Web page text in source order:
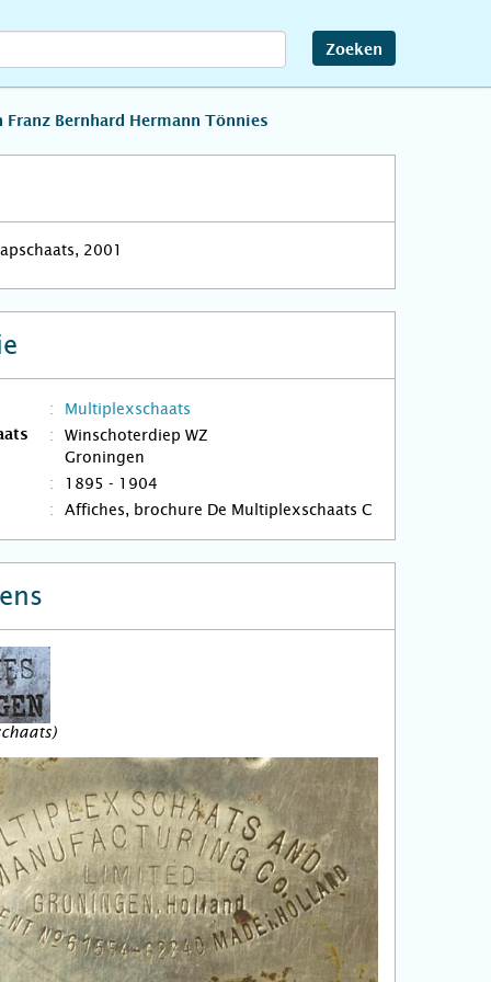
Zoeken
Bernhard Hermann Tönnies
2001
Multiplexschaats
Winschoterdiep WZ
Groningen
1895 - 1904
Affiches, brochure De Multiplexschaats C